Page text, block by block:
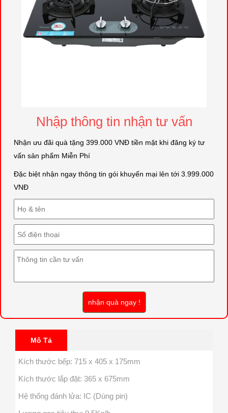
Nhập thông tin nhận tư vấn
Nhận ưu đãi quà tặng 399.000 VNĐ tiền mặt khi đăng ký tư
vấn sản phẩm Miễn Phí
Đặc biệt nhận ngay thông tin gói khuyến mại lên tới 3.999.000
VNĐ
nhận quà ngay !
Mô Tả
Kích thước bếp: 715 x 405 x 175mm
Kích thước lắp đặt: 365 x 675mm
Hệ thống đánh lửa: IC (Dùng pin)